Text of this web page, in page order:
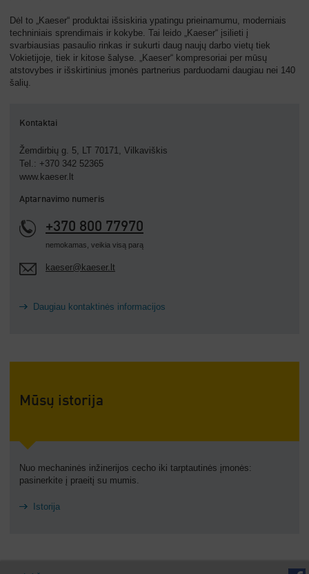
Dėl to „Kaeser“ produktai išsiskiria ypatingu prieinamumu, moderniais
techniniais sprendimais ir kokybe. Tai leido „Kaeser“ įsilieti į
svarbiausias pasaulio rinkas ir sukurti daug naujų darbo vietų tiek
Vokietijoje, tiek ir kitose šalyse. „Kaeser“ kompresoriai per mūsų
atstovybes ir išskirtinius įmonės partnerius parduodami daugiau nei 140
šalių.
Kontaktai
Žemdirbių g. 5, LT 70171, Vilkaviškis
Tel.: +370 342 52365
www.kaeser.lt
Aptarnavimo numeris
+370 800 77970
nemokamas, veikia visą parą
kaeser@kaeser.lt
Daugiau kontaktinės informacijos
Mūsų istorija
Nuo mechaninės inžinerijos cecho iki tarptautinės įmonės:
pasinerkite į praeitį su mumis.
Istorija